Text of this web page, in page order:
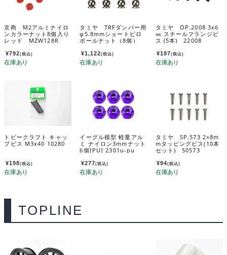
京商 M2アルミナイロ
ンカラーナット8個入り
レッド MZW128R
¥792(税込)
タミヤ TRFダンパー用
φ5.8mmショートピロ
ボールナット（8個）
¥1,122(税込)
タミヤ OP.2008 3x6
㎜ スチールフランジビ
ス (5本) 22008
¥187(税込)
トビークラフト キャッ
プビス M3x40 10280
¥198(税込)
イーグル模型 軽量アル
ミ ナイロン3mmナット
6個[PU] 2301u-pu
¥277(税込)
タミヤ SP.573 2×8m
mタッピングビス(10本
セット) 50573
¥94(税込)
TOPLINE